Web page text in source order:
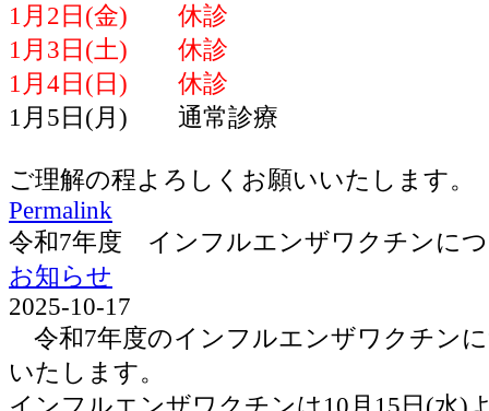
1月2日(金) 休診
1月3日(土) 休診
1月4日(日) 休診
1月5日(月) 通常診療
ご理解の程よろしくお願いいたします。
Permalink
令和7年度 インフルエンザワクチンに
お知らせ
2025-10-17
令和7年度のインフルエンザワクチン
いたします。